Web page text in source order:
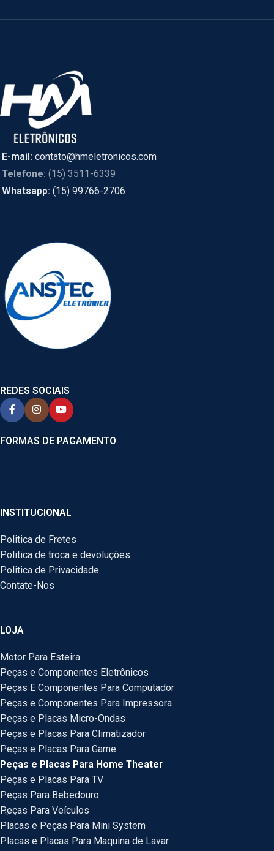
E-mail: contato@hmeletronicos.com
Telefone: (15) 3511-6339
Whatsapp: (15) 99766-2706
REDES SOCIAIS
FORMAS DE PAGAMENTO
INSTITUCIONAL
Politica de Fretes
Politica de troca e devoluções
Politica de Privacidade
Contate-Nos
LOJA
Motor Para Esteira
Peças e Componentes Eletrônicos
Peças E Componentes Para Computador
Peças e Componentes Para Impressora
Peças e Placas Micro-Ondas
Peças e Placas Para Climatizador
Peças e Placas Para Game
Peças e Placas Para Home Theater
Peças e Placas Para TV
Peças Para Bebedouro
Peças Para Veículos
Placas e Peças Para Mini System
Placas e Placas Para Maquina de Lavar